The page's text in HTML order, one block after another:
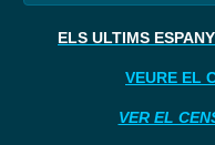
ELS ÚLTIMS
VEURE EL
VER EL